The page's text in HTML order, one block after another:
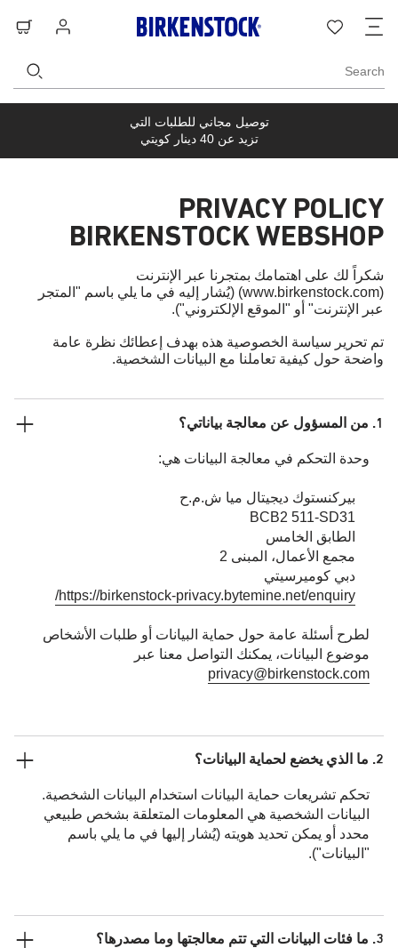
الدخول
Search
توصيل مجاني للطلبات التي
تزيد عن 40 دينار كويتي
PRIVACY POLICY
BIRKENSTOCK WEBSHOP
شكراً لك على اهتمامك بمتجرنا عبر الإنترنت
(www.birkenstock.com) (يُشار إليه في ما يلي باسم "المتجر
عبر الإنترنت" أو "الموقع الإلكتروني").
تم تحرير سياسة الخصوصية هذه بهدف إعطائك نظرة عامة
واضحة حول كيفية تعاملنا مع البيانات الشخصية.
1. من المسؤول عن معالجة بياناتي؟
وحدة التحكم في معالجة البيانات هي:
بيركنستوك ديجيتال ميا ش.م.ح
الطابق الخامس
مجمع الأعمال، المبنى 2
دبي كوميرسيتي
https://birkenstock-privacy.bytemine.net/enquiry/
لطرح أسئلة عامة حول حماية البيانات أو طلبات الأشخاص
موضوع البيانات، يمكنك التواصل معنا عبر
privacy@birkenstock.com
2. ما الذي يخضع لحماية البيانات؟
تحكم تشريعات حماية البيانات استخدام البيانات الشخصية.
البيانات الشخصية هي المعلومات المتعلقة بشخص طبيعي
محدد أو يمكن تحديد هويته (يُشار إليها في ما يلي باسم
"البيانات").
3. ما فئات البيانات التي تتم معالجتها وما مصدرها؟